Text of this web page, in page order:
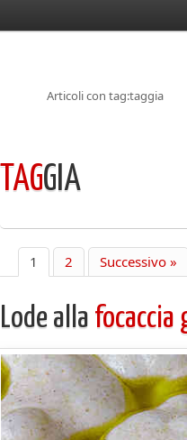
Articoli con tag:taggia
TAGGIA
1 2 Successivo »
Lode alla focaccia